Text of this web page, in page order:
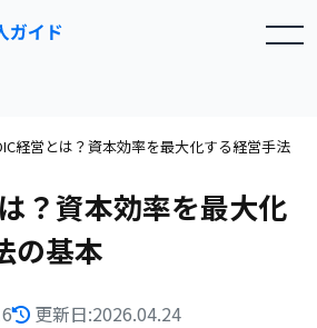
toggle navigation
経営とは？資本効率を最大化する経営手法
？資本効率を最大化
の基本
更新日:2026.04.24